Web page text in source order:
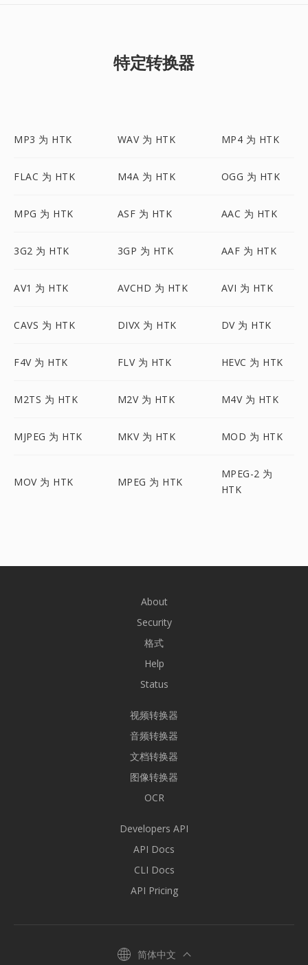
特定转换器
MP3 为 HTK WAV 为 HTK MP4 为 HTK
FLAC 为 HTK M4A 为 HTK OGG 为 HTK
MPG 为 HTK ASF 为 HTK AAC 为 HTK
3G2 为 HTK 3GP 为 HTK AAF 为 HTK
AV1 为 HTK AVCHD 为 HTK AVI 为 HTK
CAVS 为 HTK DIVX 为 HTK DV 为 HTK
F4V 为 HTK FLV 为 HTK HEVC 为 HTK
M2TS 为 HTK M2V 为 HTK M4V 为 HTK
MJPEG 为 HTK MKV 为 HTK MOD 为 HTK
MOV 为 HTK MPEG 为 HTK
MPEG-2 为
HTK
About
Security
格式
Help
Status
视频转换器
音频转换器
文档转换器
图像转换器
OCR
Developers API
API Docs
CLI Docs
API Pricing
简体中文